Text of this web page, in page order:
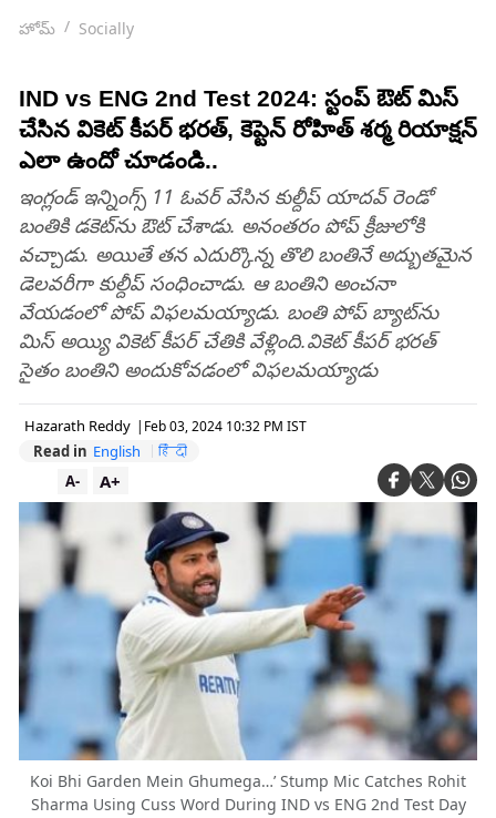
హోమ్ Socially
IND vs ENG 2nd Test 2024: స్టంప్ ఔట్ మిస్
చేసిన వికెట్ కీపర్ భరత్, కెప్టెన్ రోహిత్ శర్మ రియాక్షన్
ఎలా ఉందో చూడండి..
ఇంగ్లండ్‌ ఇన్నింగ్స్‌ 11 ఓవర్ వేసిన కుల్దీప్‌ యాదవ్‌ రెండో
బంతికి డకెట్‌ను ఔట్‌ చేశాడు. అనంతరం పోప్‌ క్రీజులోకి
వచ్చాడు. అయితే తన ఎదుర్కొన్న తొలి బంతినే అద్బుతమైన
డెలవరీగా కుల్దీప్‌ సంధించాడు. ఆ బంతిని అంచనా
వేయడంలో పోప్‌ విఫలమయ్యాడు. బంతి పోప్‌ బ్యాట్‌ను
మిస్‌ అయ్యి వికెట్‌ కీపర్‌ చేతికి వేళ్లింది.వికెట్‌ కీపర్‌ భరత్‌
సైతం బంతిని అందుకోవడంలో విఫలమయ్యాడు
Hazarath Reddy | Feb 03, 2024 10:32 PM IST
Read in English हिंदी
A+
A-
Koi Bhi Garden Mein Ghumega…’ Stump Mic Catches Rohit
Sharma Using Cuss Word During IND vs ENG 2nd Test Day